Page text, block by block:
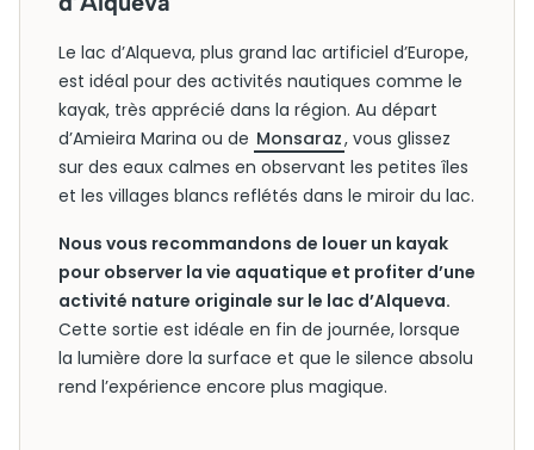
Le lac d’Alqueva, plus grand lac artificiel d’Europe,
est idéal pour des activités nautiques comme le
kayak, très apprécié dans la région. Au départ
d’Amieira Marina ou de Monsaraz, vous glissez
sur des eaux calmes en observant les petites îles
et les villages blancs reflétés dans le miroir du lac.
Nous vous recommandons de louer un kayak
pour observer la vie aquatique et profiter d’une
activité nature originale sur le lac d’Alqueva.
Cette sortie est idéale en fin de journée, lorsque
la lumière dore la surface et que le silence absolu
rend l’expérience encore plus magique.